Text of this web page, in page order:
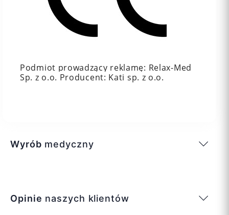
Podmiot prowadzący reklamę: Relax-Med
Sp. z o.o. Producent: Kati sp. z o.o.
Wyrób medyczny
Opinie naszych klientów